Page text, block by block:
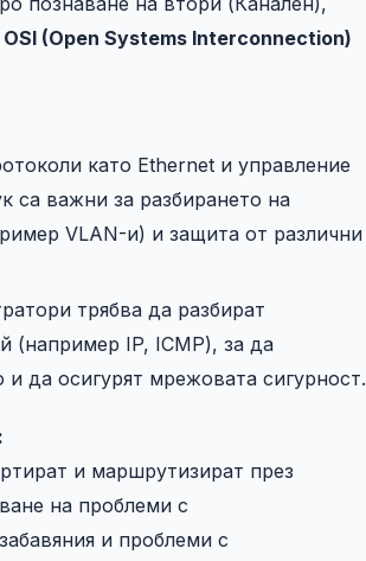
OSI (Open Systems Interconnection)
като Ethernet и управление
са важни за разбирането на
VLAN-и) и защита от различни
трябва да разбират
(например IP, ICMP), за да
да осигурят мрежовата сигурност.
и маршрутизират през
на проблеми с
и проблеми с